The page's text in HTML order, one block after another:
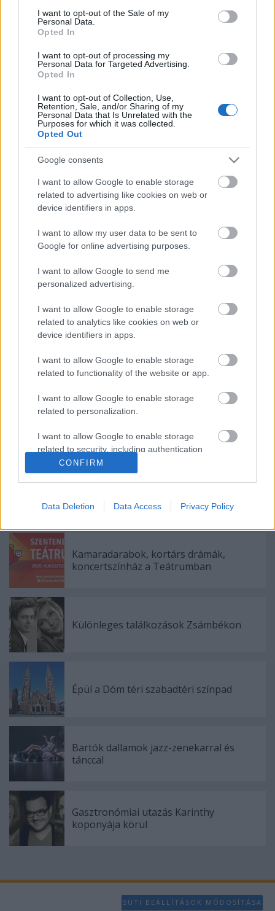
consent section.
I want to opt-out of the Sale of my
Personal Data.
Opted In
I want to opt-out of processing my
Personal Data for Targeted Advertising.
Opted In
I want to opt-out of Collection, Use,
Retention, Sale, and/or Sharing of my
Personal Data that Is Unrelated with the
Purposes for which it was collected.
Opted Out
Google consents
I want to allow Google to enable storage
related to advertising like cookies on web or
device identifiers in apps.
I want to allow my user data to be sent to
Google for online advertising purposes.
I want to allow Google to send me
personalized advertising.
I want to allow Google to enable storage
related to analytics like cookies on web or
device identifiers in apps.
I want to allow Google to enable storage
related to functionality of the website or app.
I want to allow Google to enable storage
related to personalization.
I want to allow Google to enable storage
related to security, including authentication
functionality and fraud prevention, and other
user protection.
CONFIRM
Data Deletion Data Access Privacy Policy
közreműködikSzvorák Katalin, Herczku Ágnes
Magyar Állami Népi Együttes, a Duna
Művészeti Iskola növendékei, valamint a Vasas
Művészegyüttes Tánckara és Obsitos Csoportja, a
Néptáncegyüttes.
A rendszerváltással csaknem egybeeső
ősbemutatóra így emlékezik az alkotó: "1989-ben,
amikor kiderült, hogy másféle politikai világ alakul,
úgy döntöttünk, hogy 1990 tavaszára összehozunk
egy Magyar Menyegzőt, amelyre végre minden
külön engedély nélkül meg lehet hívni határon túli
egykori társaságból eszébe jutott a 25 évvel ezelőtti
bemutató, amely épp egy ezüstlakodalomnyi idő.
szakmámban, amit lehetett, ezért azt mondtam,
hogy minden jogot átadok, vegyék kezükbe a
Novák
Ferencszavait.
Forrás: MTI
Kamaradarabok, kortárs drámák,
koncertszínház a Teátrumban
Különleges találkozások Zsámbékon
Épül a Dóm téri szabadtéri színpad
Bartók dallamok jazz-zenekarral és
tánccal
Gasztronómiai utazás Karinthy
koponyája körül
SÜTI BEÁLLÍTÁSOK MÓDOSÍTÁSA